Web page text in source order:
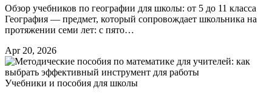
Обзор учебников по географии для школы: от 5 до 11 класса
География — предмет, который сопровождает школьника на
протяжении семи лет: с пято…
Apr 20, 2026
Учебники и пособия для школы